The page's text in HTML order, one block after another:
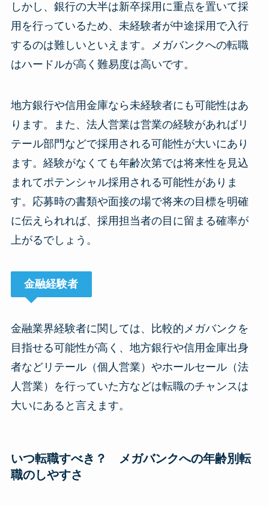
しかし、銀行の大半は新卒採用に重点を置いて採
用を行っているため、未経験者が中途採用で入行
するのは難しいといえます。メガバンクへの転職
はハードルが高く難易度は高いです。
地方銀行や信用金庫なら未経験者にも可能性はあ
ります。また、法人営業は営業の経験があればリ
テール部門などで採用される可能性が大いにあり
ます。経験がなくても年齢次第では将来性を見込
まれてポテンシャル採用される可能性がありま
す。応募時の書類や面接の場で将来の目標を明確
に伝えられれば、採用担当者の目に留まる確率が
上がるでしょう。
金融経験者
金融業界経験者に関しては、比較的メガバンクを
目指せる可能性が高く、地方銀行や信用金庫出身
者などリテール（個人営業）やホールセール（法
人営業）を行っていた方などは転職のチャンスは
大いにあると言えます。
いつ転職すべき？ メガバンクへの年齢別転
職のしやすさ